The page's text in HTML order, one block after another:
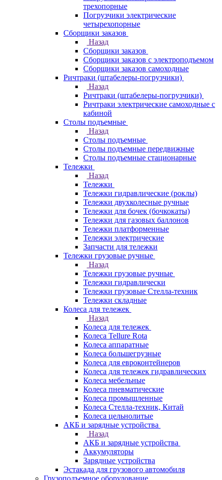
трехопорные
Погрузчики электрические
четырехопорные
Сборщики заказов
Назад
Сборщики заказов
Сборщики заказов с электроподъемом
Сборщики заказов самоходные
Ричтраки (штабелеры-погрузчики)
Назад
Ричтраки (штабелеры-погрузчики)
Ричтраки электрические самоходные с
кабиной
Столы подъемные
Назад
Столы подъемные
Столы подъемные передвижные
Столы подъемные стационарные
Тележки
Назад
Тележки
Тележки гидравлические (роклы)
Тележки двухколесные ручные
Тележки для бочек (бочкокаты)
Тележки для газовых баллонов
Тележки платформенные
Тележки электрические
Запчасти для тележки
Тележки грузовые ручные
Назад
Тележки грузовые ручные
Тележки гидравлически
Тележки грузовые Стелла-техник
Тележки складные
Колеса для тележек
Назад
Колеса для тележек
Колеса Tellure Rota
Колеса аппаратные
Колеса большегрузные
Колеса для евроконтейнеров
Колеса для тележек гидравлических
Колеса мебельные
Колеса пневматические
Колеса промышленные
Колеса Стелла-техник, Китай
Колеса цельнолитые
АКБ и зарядные устройства
Назад
АКБ и зарядные устройства
Аккумуляторы
Зарядные устройства
Эстакада для грузового автомобиля
Грузоподъемное оборудование